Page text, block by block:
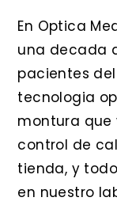
En Optica
una decada
pacientes
tecnologia
montura que
control de
tienda, y
en nuestro